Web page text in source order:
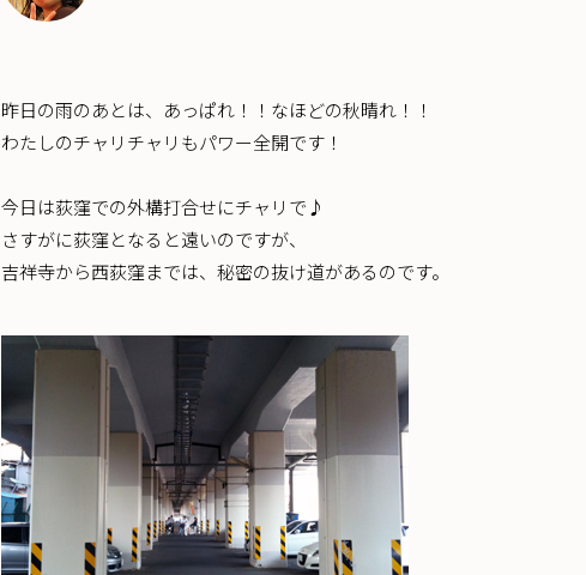
昨日の雨のあとは、あっぱれ！！なほどの秋晴れ！！
わたしのチャリチャリもパワー全開です！
今日は荻窪での外構打合せにチャリで♪
さすがに荻窪となると遠いのですが、
吉祥寺から西荻窪までは、秘密の抜け道があるのです。